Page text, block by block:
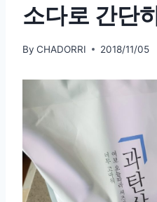
소다로 간단
By CHADORRI 2018/11/05